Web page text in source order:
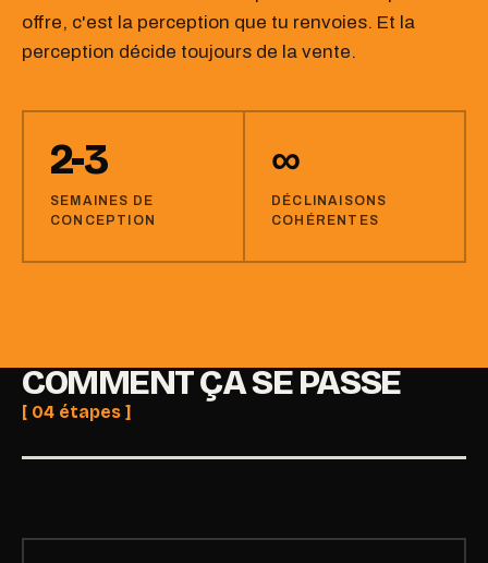
offre, c'est la perception que tu renvoies. Et la
perception décide toujours de la vente.
2-3
SEMAINES DE
CONCEPTION
∞
DÉCLINAISONS
COHÉRENTES
COMMENT ÇA SE PASSE
[ 04 étapes ]